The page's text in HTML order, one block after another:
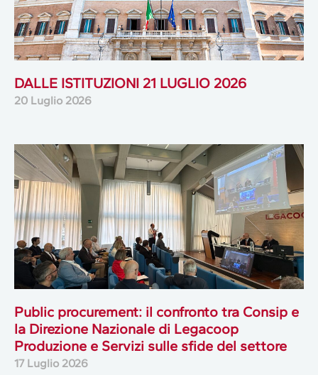
DALLE ISTITUZIONI 21 LUGLIO 2026
20 Luglio 2026
Public procurement: il confronto tra Consip e
la Direzione Nazionale di Legacoop
Produzione e Servizi sulle sfide del settore
17 Luglio 2026